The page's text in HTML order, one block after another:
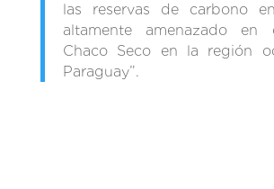
las reservas de carbono
altamente amenazado en
Chaco Seco en la región
Paraguay”.